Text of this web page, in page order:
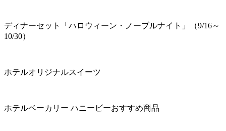
ディナーセット「ハロウィーン・ノーブルナイト」（9/16～
10/30）
ホテルオリジナルスイーツ
ホテルベーカリー ハニービーおすすめ商品